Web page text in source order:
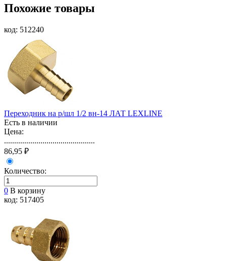
Похожие товары
код: 512240
Переходник на р/шл 1/2 вн-14 ЛАТ LEXLINE
Есть в наличии
Цена:
.............................................
86,95 ₽
Количество:
0 В корзину
код: 517405